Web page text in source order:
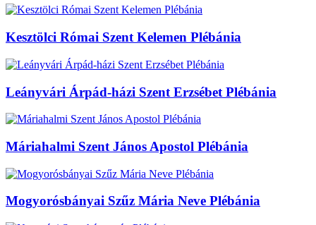
Kesztölci Római Szent Kelemen Plébánia
Leányvári Árpád-házi Szent Erzsébet Plébánia
Máriahalmi Szent János Apostol Plébánia
Mogyorósbányai Szűz Mária Neve Plébánia